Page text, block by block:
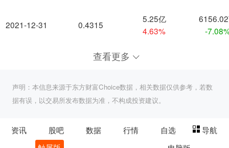
2021-12-31 0.4315
5.25亿
4.63%
-
查看更多
声明：本信息来源于东方财富Choice数据，相关数据仅供参考，若数
据有误，以交易所发布数据为准，不构成投资建议。
资讯 股吧 数据 行情 自选
导航